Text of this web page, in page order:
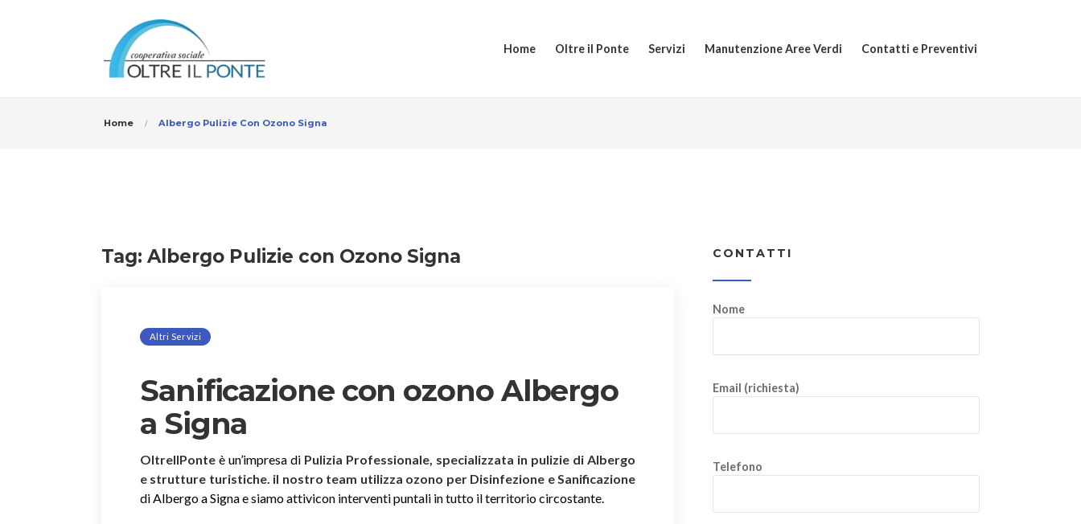
Home Oltre il Ponte Servizi Manutenzione Aree Verdi Contatti e Preventivi
Home Albergo Pulizie Con Ozono Signa
Tag: Albergo Pulizie con Ozono Signa
Altri Servizi
Sanificazione con ozono Albergo
a Signa
OltreIlPonte è un’impresa di Pulizia Professionale, specializzata in pulizie di Albergo
e strutture turistiche. il nostro team utilizza ozono per Disinfezione e Sanificazione
di Albergo a Signa e siamo attivicon interventi puntali in tutto il territorio circostante.
CONTATTI
Nome
Email (richiesta)
Telefono